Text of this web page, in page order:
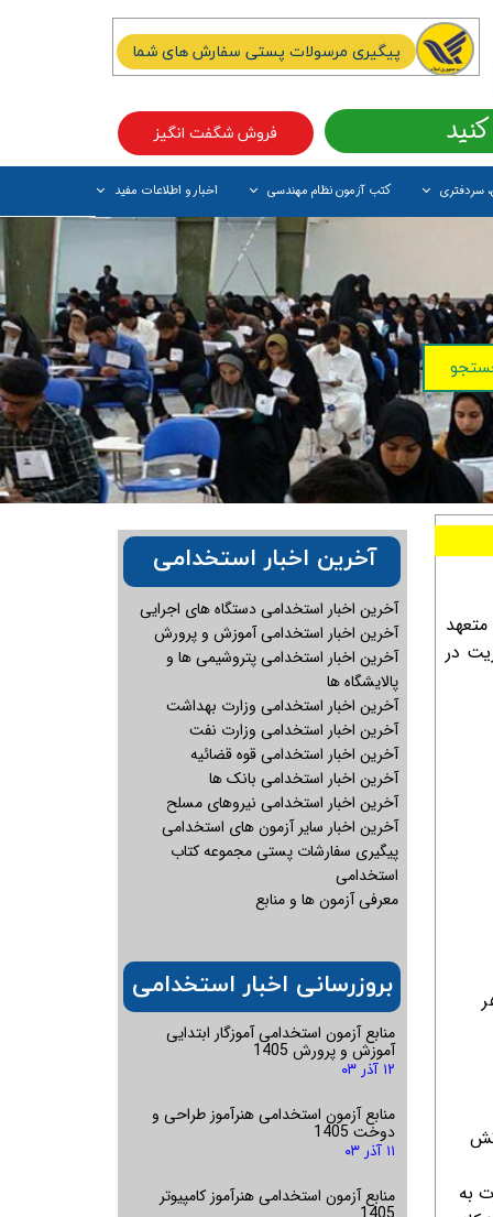
سردفتری کتب آزمون نظام مهندسی اخبار و اطلاعات مفید
فروش شگفت انگیز
پیگیری مرسولات پستی سفارش های شما
در
به
آخرین اخبار استخدامی دستگاه های اجرایی
آخرین اخبار استخدامی آموزش و پرورش
آخرین اخبار استخدامی پتروشیمی ها و
پالایشگاه ها
آخرین اخبار استخدامی وزارت بهداشت
آخرین اخبار استخدامی وزارت نفت
آخرین اخبار استخدامی قوه قضائیه
آخرین اخبار استخدامی بانک ها
آخرین اخبار استخدامی نیروهای مسلح
آخرین اخبار سایر آزمون های استخدامی
پیگیری سفارشات پستی مجموعه کتاب
استخدامی
معرفی آزمون ها و منابع
منابع آزمون استخدامی آموزگار ابتدایی
آموزش و پرورش 1405
۱۲ آذر ۰۳
منابع آزمون استخدامی هنرآموز طراحی و
دوخت 1405
۱۱ آذر ۰۳
منابع آزمون استخدامی هنرآموز کامپیوتر
بروزرسانی اخبار استخدامی
آخرین اخبار استخدامی